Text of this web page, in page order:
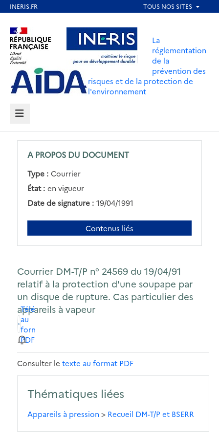
contenu
principal
Aller au contenu Aller au menu
Aller au pied de page
La
réglementation
de la
prévention des
risques et de la protection de
l'environnement
MENU
A PROPOS DU DOCUMENT
Type : Courrier
État : en vigueur
Date de signature : 19/04/1991
Contenus liés
Courrier DM-T/P n° 24569 du 19/04/91
relatif à la protection d'une soupape par
un disque de rupture. Cas particulier des
appareils à vapeur
Télécharger
au
format
PDF
Consulter le texte au format PDF
Thématiques liées
Appareils à pression > Recueil DM-T/P et BSERR